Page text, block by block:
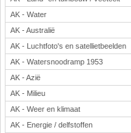
Nederlands
Rekenen
Scheikunde
Sport
Techniek
Verkeer
Wiskunde
AK - Water
AK - Australië
AK - Luchtfoto's en satellietbeelden
AK - Watersnoodramp 1953
AK - Azië
AK - Milieu
AK - Weer en klimaat
AK - Energie / delfstoffen